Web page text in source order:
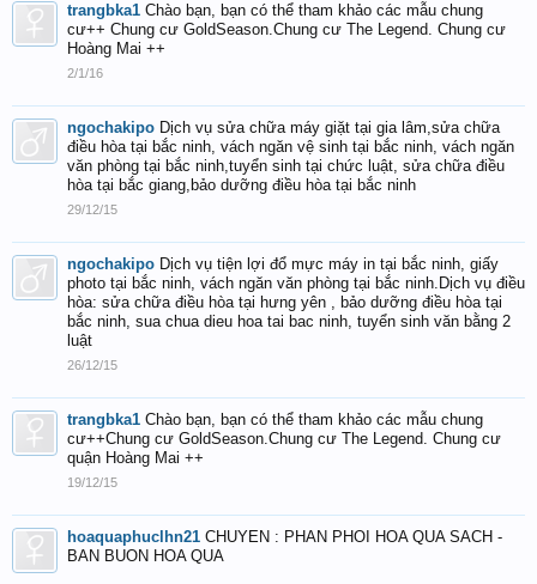
trangbka1 Chào bạn, bạn có thể tham khảo các mẫu chung
cư++ Chung cư GoldSeason.Chung cư The Legend. Chung cư
Hoàng Mai ++
2/1/16
ngochakipo Dịch vụ sửa chữa máy giặt tại gia lâm,sửa chữa
điều hòa tại bắc ninh, vách ngăn vệ sinh tại bắc ninh, vách ngăn
văn phòng tại bắc ninh,tuyển sinh tại chức luật, sửa chữa điều
hòa tại bắc giang,bảo dưỡng điều hòa tại bắc ninh
29/12/15
ngochakipo Dịch vụ tiện lợi đổ mực máy in tại bắc ninh, giấy
photo tại bắc ninh, vách ngăn văn phòng tại bắc ninh.Dịch vụ điều
hòa: sửa chữa điều hòa tại hưng yên , bảo dưỡng điều hòa tại
bắc ninh, sua chua dieu hoa tai bac ninh, tuyển sinh văn bằng 2
luật
26/12/15
trangbka1 Chào bạn, bạn có thể tham khảo các mẫu chung
cư++Chung cư GoldSeason.Chung cư The Legend. Chung cư
quận Hoàng Mai ++
19/12/15
hoaquaphuclhn21 CHUYEN : PHAN PHOI HOA QUA SACH -
BAN BUON HOA QUA